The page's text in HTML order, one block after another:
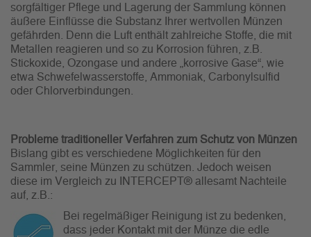
sorgfältiger Pflege und Lagerung der Sammlung können
äußere Einflüsse die Substanz Ihrer wertvollen Münzen
gefährden. Denn die Luft enthält zahlreiche Stoffe, die mit
Metallen reagieren und so zu Korrosion führen, z.B.
Stickoxide, Ozongase und andere „korrosive Gase“, wie
etwa Schwefelwasserstoffe, Ammoniak, Carbonylsulfid
oder Chlorverbindungen.
Probleme traditioneller Verfahren zum Schutz von Münzen
Bislang gibt es verschiedene Möglichkeiten für den
Sammler, seine Münzen zu schützen. Jedoch weisen
diese im Vergleich zu INTERCEPT® allesamt Nachteile
auf, z.B.:
Bei regelmäßiger Reinigung ist zu bedenken,
dass jeder Kontakt mit der Münze die edle